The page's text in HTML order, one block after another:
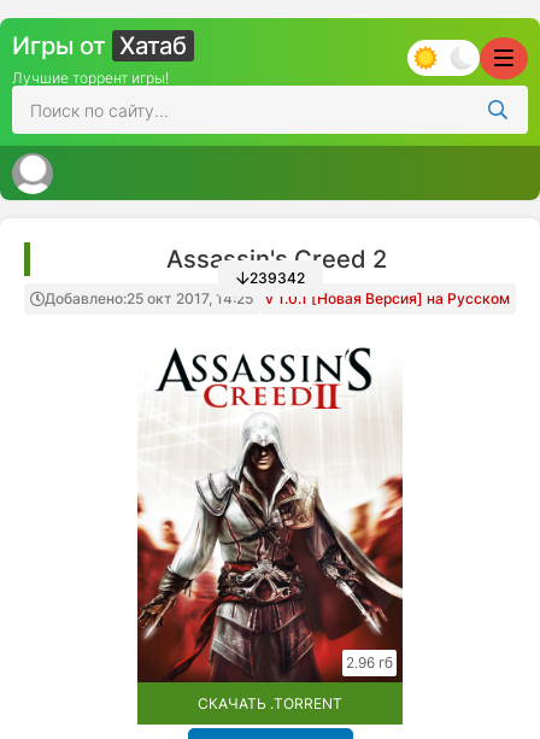
Игры от Хатаб
Лучшие торрент игры!
Assassin's Creed 2
Добавлено:25 окт 2017, 14:25 v 1.0.1 [Новая Версия] на Русском
239342
2.96 гб
СКАЧАТЬ .TORRENT